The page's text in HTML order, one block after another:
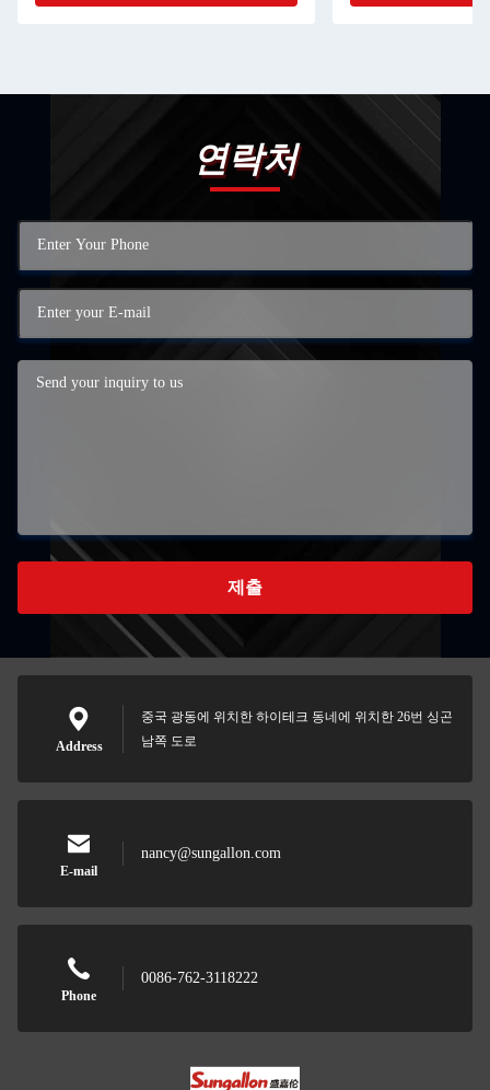
연락처
제출
Address
중국 광동에 위치한 하이테크 동네에 위치한 26번 싱곤
남쪽 도로
E-mail
nancy@sungallon.com
Phone
0086-762-3118222